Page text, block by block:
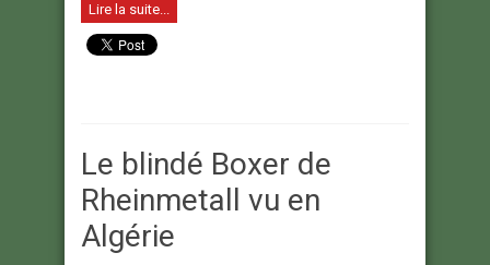
Lire la suite...
Le blindé Boxer de
Rheinmetall vu en
Algérie